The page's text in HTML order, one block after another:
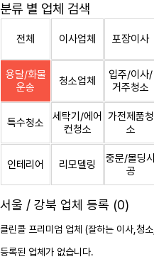
분류 별 업체 검색
전체 이사업체 포장이사
용달/화물
운송
청소업체
입주/이사/
거주청소
특수청소
세탁기/에어
컨청소
가전제품청
소
인테리어 리모델링
중문/몰딩시
공
서울 / 강북 업체 등록 (0)
클린콜 프리미엄 업체 (잘하는 이사, 청소
등록된 업체가 없습니다.